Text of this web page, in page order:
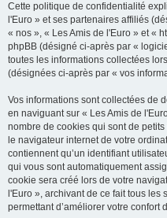
Cette politique de confidentialité
l'Euro » et ses partenaires affiliés
« nos », « Les Amis de l'Euro » et «
phpBB (désigné ci-après par «
toutes les informations collectées
(désignées ci-après par « vos
Vos informations sont collectées de
en naviguant sur « Les Amis de
nombre de cookies qui sont de
le navigateur internet de votre
contiennent qu’un identifiant
qui vous sont automatiquement
cookie sera créé lors de votre
l'Euro », archivant de ce fait tous
permettant d’améliorer votre confort